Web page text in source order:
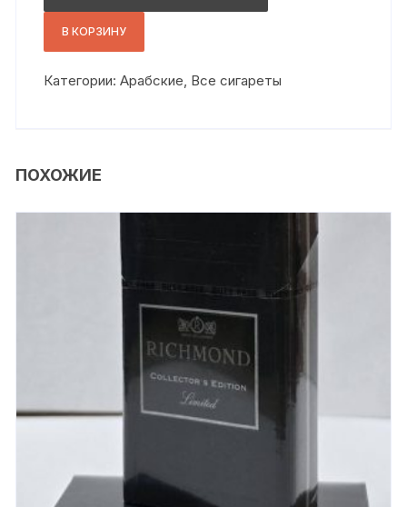
ментол
В КОРЗИНУ
Категории:Арабские, Все сигареты
ПОХОЖИЕ